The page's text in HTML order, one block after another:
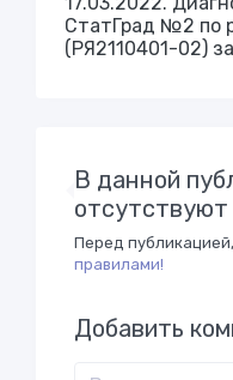
СтатГрад №2 по
(РЯ2110401-02)
В данной
Перед
правилами!
Добавить